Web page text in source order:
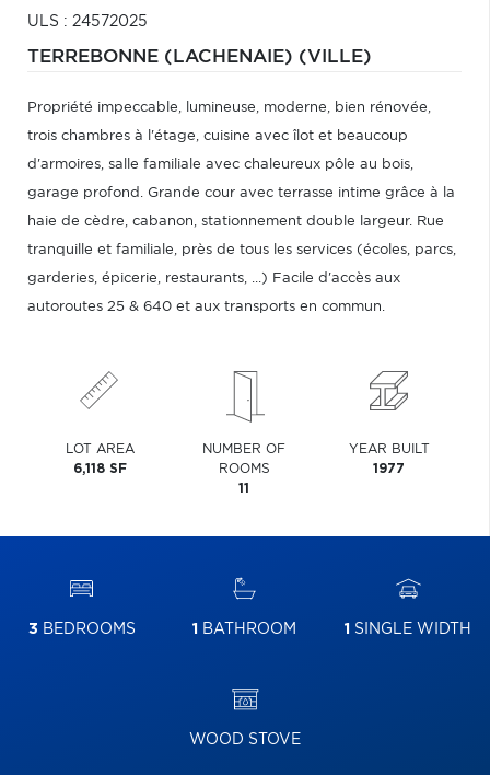
ULS : 24572025
TERREBONNE (LACHENAIE) (VILLE)
Propriété impeccable, lumineuse, moderne, bien rénovée,
trois chambres à l'étage, cuisine avec îlot et beaucoup
d'armoires, salle familiale avec chaleureux pôle au bois,
garage profond. Grande cour avec terrasse intime grâce à la
haie de cèdre, cabanon, stationnement double largeur. Rue
tranquille et familiale, près de tous les services (écoles, parcs,
garderies, épicerie, restaurants, ...) Facile d'accès aux
autoroutes 25 & 640 et aux transports en commun.
LOT AREA
6,118 SF
NUMBER OF
ROOMS
11
YEAR BUILT
1977
3 BEDROOMS 1 BATHROOM 1 SINGLE WIDTH
WOOD STOVE